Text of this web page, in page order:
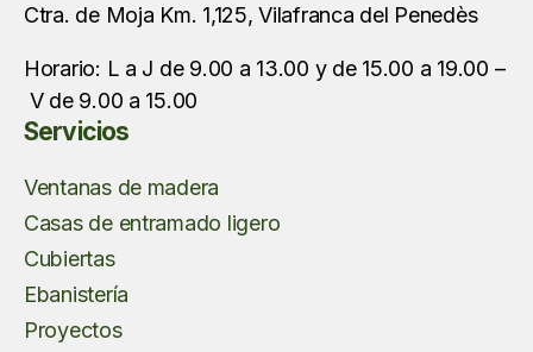
Ctra. de Moja Km. 1,125, Vilafranca del Penedès
Horario: L a J de 9.00 a 13.00 y de 15.00 a 19.00 –
V de 9.00 a 15.00
Servicios
Ventanas de madera
Casas de entramado ligero
Cubiertas
Ebanistería
Proyectos